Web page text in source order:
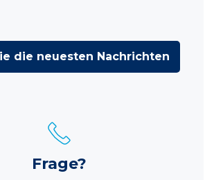
die neuesten Nachrichten
Frage?